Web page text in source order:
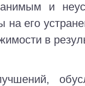
и
на его
в